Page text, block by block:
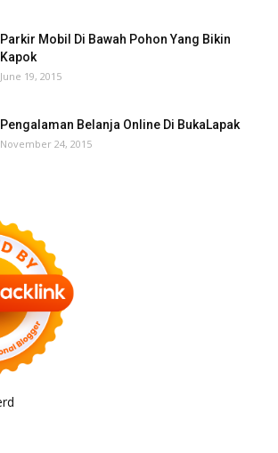
Parkir Mobil Di Bawah Pohon Yang Bikin
Kapok
June 19, 2015
Pengalaman Belanja Online Di BukaLapak
November 24, 2015